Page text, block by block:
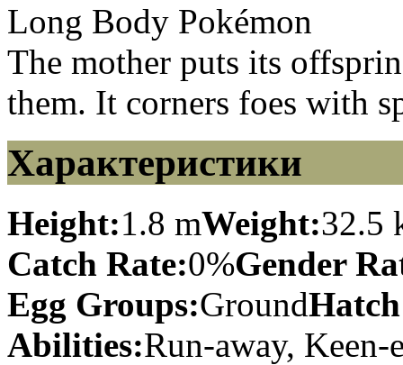
Long Body Pokémon
The mother puts its
them. It corners foes with
Характеристики
Height:1.8 mWeight:32.5
Catch Rate:0%Gender
Egg Groups:Ground
Abilities:Run-away, Keen-